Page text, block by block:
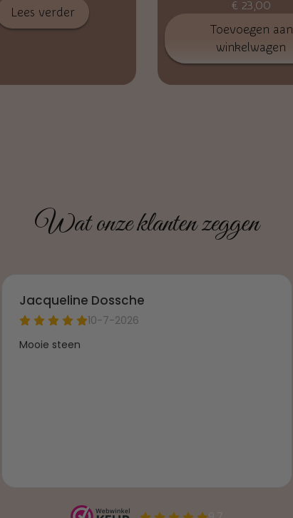
Lees verder € 23,00
Toevoegen aan
winkelwagen
Wat onze klanten zeggen